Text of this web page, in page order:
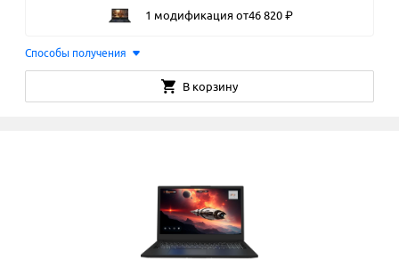
1 модификация от46 820 ₽
Способы получения
В корзину